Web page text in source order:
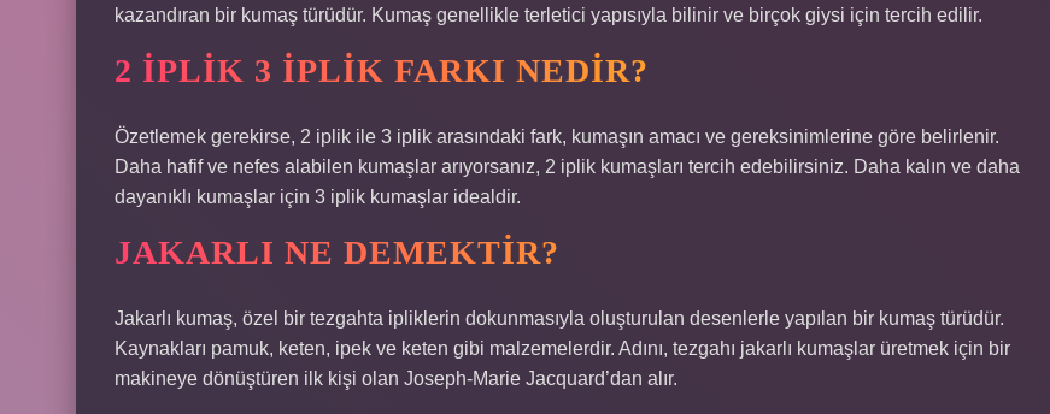
kazandıran bir kumaş türüdür. Kumaş genellikle terletici yapısıyla bilinir ve birçok giysi için tercih edilir.
2 IPLIK 3 IPLIK FARKI NEDIR?
Özetlemek gerekirse, 2 iplik ile 3 iplik arasındaki fark, kumaşın amacı ve gereksinimlerine göre belirlenir.
Daha hafif ve nefes alabilen kumaşlar arıyorsanız, 2 iplik kumaşları tercih edebilirsiniz. Daha kalın ve daha
dayanıklı kumaşlar için 3 iplik kumaşlar idealdir.
JAKARLI NE DEMEKTIR?
Jakarlı kumaş, özel bir tezgahta ipliklerin dokunmasıyla oluşturulan desenlerle yapılan bir kumaş türüdür.
Kaynakları pamuk, keten, ipek ve keten gibi malzemelerdir. Adını, tezgahı jakarlı kumaşlar üretmek için bir
makineye dönüştüren ilk kişi olan Joseph-Marie Jacquard’dan alır.